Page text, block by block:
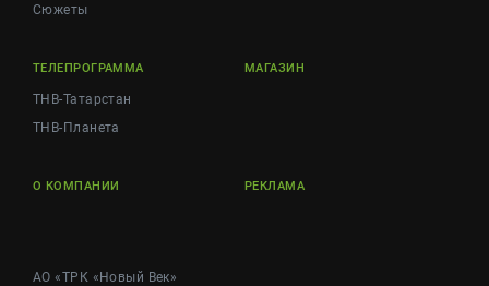
Сюжеты
ТЕЛЕПРОГРАММА
ТНВ-Татарстан
ТНВ-Планета
МАГАЗИН
О КОМПАНИИ РЕКЛАМА
АО «ТРК «Новый Век»